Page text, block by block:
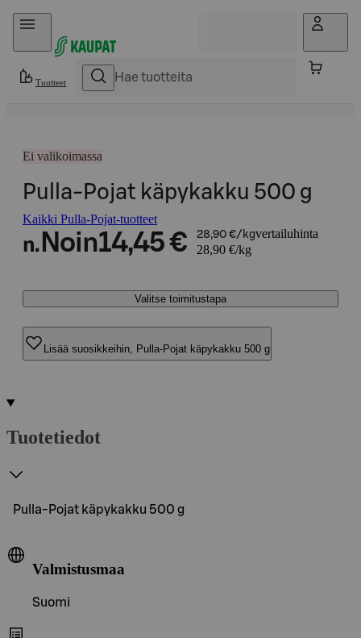
Hyppää sisältöön
Tuotteet
Ei valikoimassa
Pulla-Pojat käpykakku 500 g
Kaikki Pulla-Pojat-tuotteet
n. Noin14,45 € 28,90 €/kgvertailuhinta
28,90 €/kg
Valitse toimitustapa
Lisää suosikkeihin, Pulla-Pojat käpykakku 500 g
Tuotetiedot
Pulla-Pojat käpykakku 500 g
Valmistusmaa
Suomi